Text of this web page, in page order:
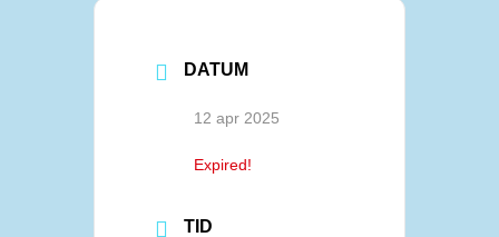
DATUM
12 apr 2025
Expired!
TID